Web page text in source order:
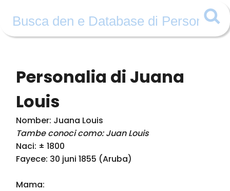
Personalia di Juana
Louis
Nomber: Juana Louis
Tambe conoci como: Juan Louis
Naci: ± 1800
Fayece: 30 juni 1855 (Aruba)
Mama: